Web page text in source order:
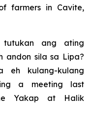
farmers in Cavite,
tutukan ang ating
andon sila sa Lipa?
eh kulang-kulang
a meeting last
Yakap at Halik